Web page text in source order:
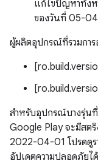
แก้ไขปัญหาทั้งห
ของวันที่ 05-
ผู้ผลิตอุปกรณ์ที่รวมการ
สำหรับอุปกรณ์บางรุ่น
Google Play จะมีสต
2022-04-01 โปรดดูร
อัปเดตความปลอดภัยไ